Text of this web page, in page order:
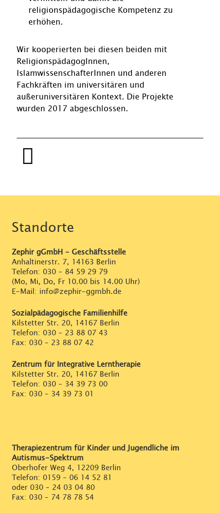
religionspädagogische Kompetenz zu
erhöhen.
Wir kooperierten bei diesen beiden mit
ReligionspädagogInnen,
IslamwissenschafterInnen und anderen
Fachkräften im universitären und
außeruniversitären Kontext. Die Projekte
wurden 2017 abgeschlossen.
Standorte
Zephir gGmbH – Geschäftsstelle
Anhaltinerstr. 7, 14163 Berlin
Telefon: 030 – 84 59 29 79
(Mo, Mi, Do, Fr 10.00 bis 14.00 Uhr)
E-Mail: info@zephir-ggmbh.de
Sozialpädagogische Familienhilfe
Kilstetter Str. 20, 14167 Berlin
Telefon: 030 – 23 88 07 43
Fax: 030 – 23 88 07 42
Zentrum für Integrative Lerntherapie
Kilstetter Str. 20, 14167 Berlin
Telefon: 030 – 34 39 73 00
Fax: 030 – 34 39 73 01
Therapiezentrum für Kinder und Jugendliche im
Autismus-Spektrum
Oberhofer Weg 4, 12209 Berlin
Telefon: 0159 – 06 14 52 81
oder 030 – 24 03 04 80
Fax: 030 – 74 78 78 54